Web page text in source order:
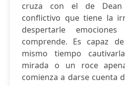
cruza con el de Dean
conflictivo que tiene la
despertarle
comprende. Es capaz
mismo tiempo
mirada o un roce
comienza a darse cuenta